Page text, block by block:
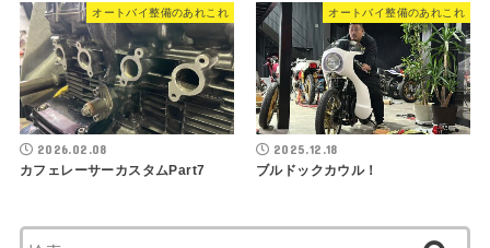
オートバイ整備のあれこれ
2026.02.08
カフェレーサーカスタムPart7
オートバイ整備のあれこれ
2025.12.18
ブルドックカウル！